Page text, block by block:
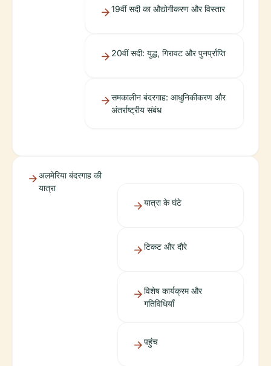
19वीं सदी का औद्योगीकरण और विस्तार
20वीं सदी: युद्ध, गिरावट और पुनर्प्राप्ति
समकालीन बंदरगाह: आधुनिकीकरण और
अंतर्राष्ट्रीय संबंध
अलमेरिया बंदरगाह की
यात्रा
यात्रा के घंटे
टिकट और दौरे
विशेष कार्यक्रम और
गतिविधियाँ
पहुंच